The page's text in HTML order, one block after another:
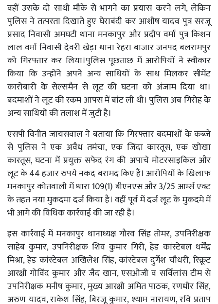
वहीं उसके दो साथी मौके से भागने का प्रयास करने लगे, लेकिन
पुलिस ने तत्परता दिखाते हुए घेराबंदी कर आशीष यादव पुत्र सरजू
प्रसाद निवासी अमघटी थाना मनकापुर और प्रदीप वर्मा पुत्र किशन
लाल वर्मा निवासी देवरी खेड़ा थाना रेहरा बाजार जनपद बलरामपुर
को गिरफ्तार कर लिया।पुलिस पूछताछ में आरोपियों ने स्वीकार
किया कि उन्होंने अपने अन्य साथियों के साथ मिलकर सीमेंट
कारोबारी के सेल्समैन से लूट की घटना को अंजाम दिया था।
बदमाशों ने लूट की रकम आपस में बांट ली थी। पुलिस अब गिरोह के
अन्य साथियों की तलाश में जुटी है।
एसपी विनीत जायसवाल ने बताया कि गिरफ्तार बदमाशों के कब्जे
से पुलिस ने एक अवैध तमंचा, एक जिंदा कारतूस, एक खोखा
कारतूस, घटना में प्रयुक्त सफेद रंग की अपाचे मोटरसाइकिल और
लूट के 44 हजार रुपये नकद बरामद किए हैं। आरोपियों के खिलाफ
मनकापुर कोतवाली में धारा 109(1) बीएनएस और 3/25 आर्म्स एक्ट
के तहत नया मुकदमा दर्ज किया है। वहीं पूर्व में दर्ज लूट के मुकदमे में
भी आगे की विधिक कार्रवाई की जा रही है।
इस कार्रवाई में मनकापुर थानाध्यक्ष गौरव सिंह तोमर, उपनिरीक्षक
साहेब कुमार, उपनिरीक्षक शिव कुमार गिरी, हेड कांस्टेबल धर्मेंद्र
मिश्रा, हेड कांस्टेबल अखिलेश सिंह, कांस्टेबल दुर्गेश चौधरी, रिक्रूट
आरक्षी गोविंद कुमार और जैद खान, एसओजी व सर्विलांस टीम से
उपनिरीक्षक मनीष कुमार, मुख्य आरक्षी अमित पाठक, रणधीर सिंह,
अरुण यादव, राकेश सिंह, बिरजू कुमार, श्याम नारायण, रवि प्रताप